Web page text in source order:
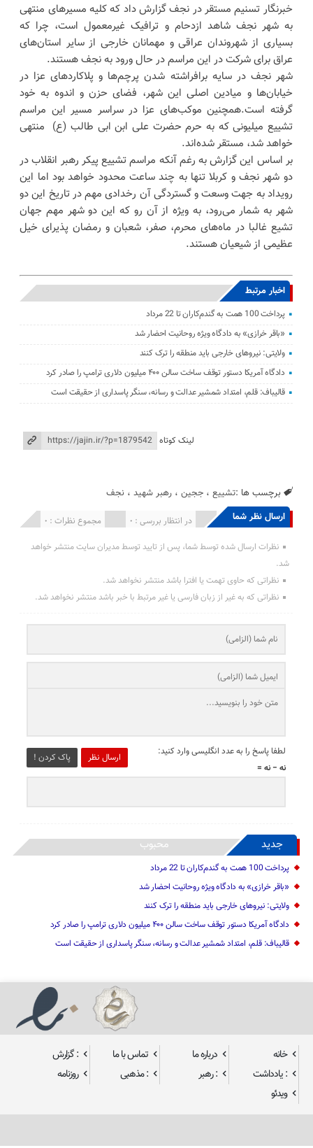
خبرنگار تسنیم مستقر در نجف گزارش داد که کلیه مسیرهای منتهی
به شهر نجف شاهد ازدحام و ترافیک غیرمعمول است، چرا که
بسیاری از شهروندان عراقی و مهمانان خارجی از سایر استان‌های
عراق برای شرکت در این مراسم در حال ورود به نجف هستند.
شهر نجف در سایه برافراشته شدن پرچم‌ها و پلاکاردهای عزا در
خیابان‌ها و میادین اصلی این شهر، فضای حزن و اندوه به خود
گرفته است.همچنین موکب‌های عزا در سراسر مسیر این مراسم
تشییع میلیونی که به حرم حضرت علی ابن ابی طالب (ع) منتهی
خواهد شد، مستقر شده‌اند.
بر اساس این گزارش به رغم آنکه مراسم تشییع پیکر رهبر انقلاب در
دو شهر نجف و کربلا تنها به چند ساعت محدود خواهد بود اما این
رویداد به جهت وسعت و گستردگی آن رخدادی مهم در تاریخ این دو
شهر به شمار می‌رود، به ویژه از آن رو که این دو شهر مهم جهان
تشیع غالبا در ماه‌های محرم، صفر، شعبان و رمضان پذیرای خیل
عظیمی از شیعیان هستند.
اخبار مرتبط
پرداخت 100 همت به گندم‌کاران تا 22 مرداد
«باقر خرازی» به دادگاه ویژه روحانیت احضار شد
ولایتی: نیرو‌های خارجی باید منطقه را ترک کنند
دادگاه آمریکا دستور توقف ساخت سالن ۴۰۰ میلیون دلاری ترامپ را صادر کرد
قالیباف: قلم، امتداد شمشیر عدالت و رسانه، سنگر پاسداری از حقیقت است
لینک کوتاه
برچسب ها :تشییع ،ججین ،رهبر شهید ، نجف
ارسال نظر شما مجموع نظرات : 0 در انتظار بررسی : 0 انتشار یافته : 0
نظرات ارسال شده توسط شما، پس از تایید توسط مدیران سایت منتشر خواهد
شد.
نظراتی که حاوی تهمت یا افترا باشد منتشر نخواهد شد.
نظراتی که به غیر از زبان فارسی یا غیر مرتبط با خبر باشد منتشر نخواهد شد.
ارسال نظر پاک کردن !
لطفا پاسخ را به عدد انگلیسی وارد کنید:
نه − نه =
جدید محبوب
پرداخت 100 همت به گندم‌کاران تا 22 مرداد
«باقر خرازی» به دادگاه ویژه روحانیت احضار شد
ولایتی: نیرو‌های خارجی باید منطقه را ترک کنند
دادگاه آمریکا دستور توقف ساخت سالن ۴۰۰ میلیون دلاری ترامپ را صادر کرد
قالیباف: قلم، امتداد شمشیر عدالت و رسانه، سنگر پاسداری از حقیقت است
خانه درباره ما تماس با ما
: گزارش
: یادداشت
: رهبر : مذهبی
روزنامه
ویدئو